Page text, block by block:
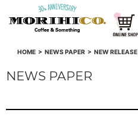
HOME> NEWS PAPER> NEW RELEASE
NEWS PAPER